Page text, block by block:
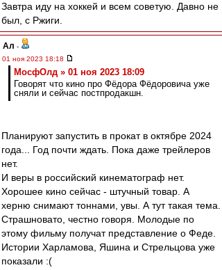
Завтра иду на хоккей и всем советую. Давно не
был, с Ржиги.
Ал -
01 ноя 2023 18:18
МосфОлд » 01 ноя 2023 18:09
Говорят что кино про Фёдора Фёдоровича уже
сняли и сейчас постпродакшн.
Планируют запустить в прокат в октябре 2024
года... Год почти ждать. Пока даже трейлеров
нет.
И веры в российский кинематограф нет.
Хорошее кино сейчас - штучный товар. А
херню снимают тоннами, увы. А тут такая тема.
Страшновато, честно говоря. Молодые по
этому фильму получат представление о Феде.
Истории Харламова, Яшина и Стрельцова уже
показали :(